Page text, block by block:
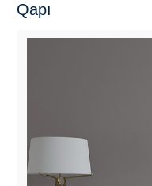
Qapı